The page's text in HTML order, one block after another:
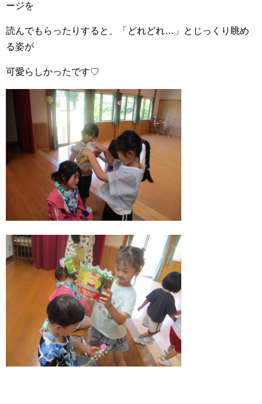
ージを
読んでもらったりすると、「どれどれ…」とじっくり眺め
る姿が
可愛らしかったです♡